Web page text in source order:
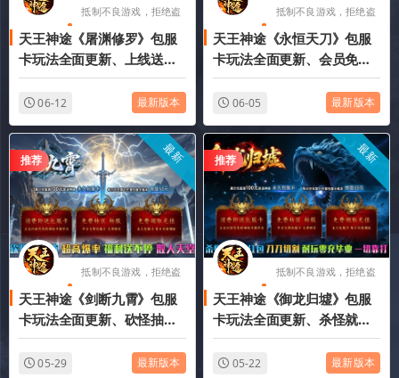
抵制不良游戏，拒绝盗
版游戏
天王神途《屠渊修罗》包服
卡玩法全面更新、上线送
8888路费、时间等于一切、
超低消费、PK激情（法神之
06-12 最新版本
抵制不良游戏，拒绝盗
版游戏
天王神途《永恒天刀》包服
卡玩法全面更新、会员免费
打、装备全爆、时间等于一
切、长久耐玩（铭文系统特
06-05 最新版本
推荐 最新
抵制不良游戏，拒绝盗
版游戏
天王神途《剑断九霄》包服
卡玩法全面更新、砍怪抽充
值、超高爆率、福利送不
停、散人天堂（机械路霸特
05-29 最新版本
推荐 最新
抵制不良游戏，拒绝盗
版游戏
天王神途《御龙归墟》包服
卡玩法全面更新、杀怪就能
领红包、刀刀切割、耐玩零
充毕业、一切靠打（化神系
05-22 最新版本